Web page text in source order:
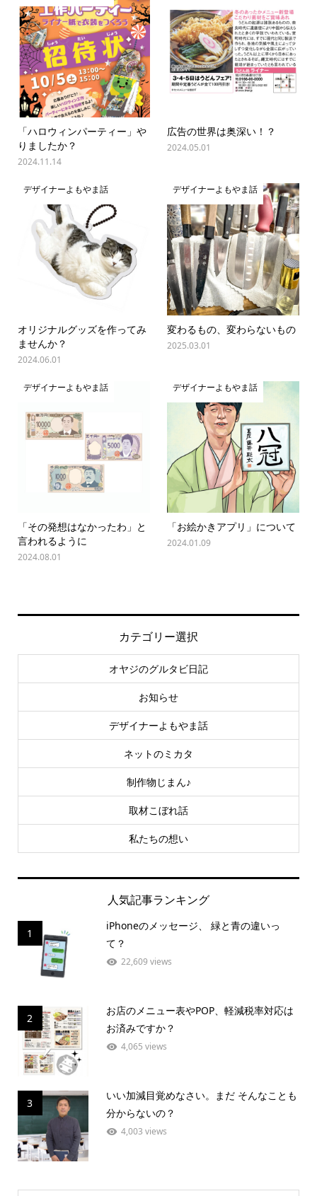
「ハロウィンパーティー」や
りましたか？
2024.11.14
広告の世界は奥深い！？
2024.05.01
デザイナーよもやま話
オリジナルグッズを作ってみ
ませんか？
2024.06.01
デザイナーよもやま話
変わるもの、変わらないもの
2025.03.01
デザイナーよもやま話
「その発想はなかったわ」と
言われるように
2024.08.01
デザイナーよもやま話
「お絵かきアプリ」について
2024.01.09
カテゴリー選択
オヤジのグルタビ日記
お知らせ
デザイナーよもやま話
ネットのミカタ
制作物じまん♪
取材こぼれ話
私たちの想い
人気記事ランキング
1
iPhoneのメッセージ、 緑と青の違いっ
て？
22,609 views
2
お店のメニュー表やPOP、軽減税率対応は
お済みですか？
4,065 views
3
いい加減目覚めなさい。まだ そんなことも
分からないの？
4,003 views